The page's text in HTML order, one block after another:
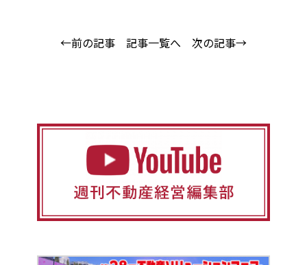
←前の記事 記事一覧へ 次の記事→